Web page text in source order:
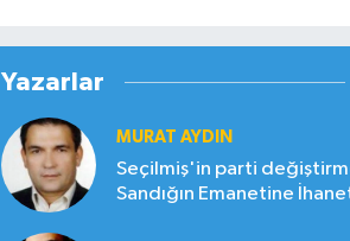
Yazarlar
MURAT AYDIN
Seçilmiş'in parti
Sandığın Emanetine